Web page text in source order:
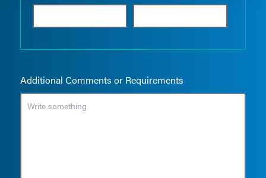
Additional Comments or Requirements